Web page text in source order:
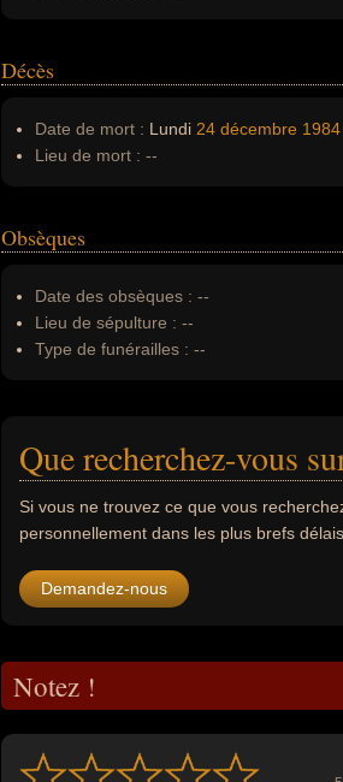
Décès
Date de mort : Lundi 24 décembre 1984
Lieu de mort : --
Obsèques
Date des obsèques : --
Lieu de sépulture : --
Type de funérailles : --
Que recherchez-vous
Si vous ne trouvez ce que vous
personnellement dans les plus brefs délais.
Demandez-nous
Notez !